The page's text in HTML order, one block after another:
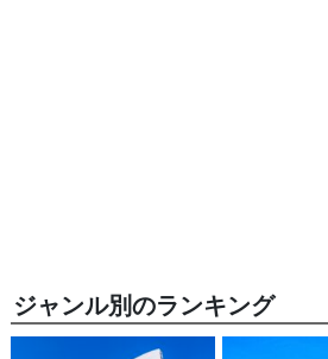
ジャンル別のランキング